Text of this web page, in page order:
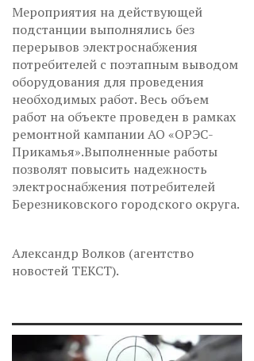
Мероприятия на действующей
подстанции выполнялись без
перерывов электроснабжения
потребителей с поэтапным выводом
оборудования для проведения
необходимых работ. Весь объем
работ на объекте проведен в рамках
ремонтной кампании АО «ОРЭС-
Прикамья».Выполненные работы
позволят повысить надежность
электроснабжения потребителей
Березниковского городского округа.
Александр Волков (агентство
новостей ТЕКСТ).